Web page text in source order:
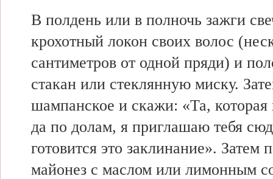
В полдень или в полночь зажги
крохотный локон своих волос
сантиметров от одной пряди) и
стакан или стеклянную миску.
шампанское и скажи: «Та, которая
да по долам, я приглашаю тебя
готовится это заклинание». Затем
майонез с маслом или лимонным